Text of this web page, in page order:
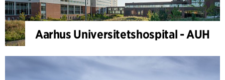
Aarhus Universitetshospital - AUH